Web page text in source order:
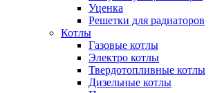
Уценка
Решетки для радиаторов
Котлы
Газовые котлы
Электро котлы
Твердотопливные котлы
Дизельные котлы